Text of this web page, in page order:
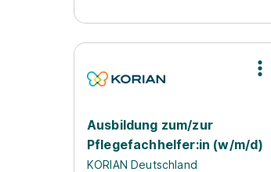
Ausbildung zum/zur
Pflegefachhelfer:in (w/m/d)
KORIAN Deutschland